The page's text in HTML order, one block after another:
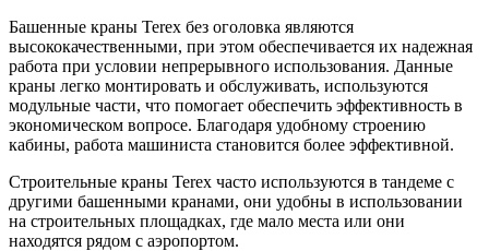
Башенные краны Terex без оголовка являются
высококачественными, при этом обеспечивается их надежная
работа при условии непрерывного использования. Данные
краны легко монтировать и обслуживать, используются
модульные части, что помогает обеспечить эффективность в
экономическом вопросе. Благодаря удобному строению
кабины, работа машиниста становится более эффективной.
Строительные краны Terex часто используются в тандеме с
другими башенными кранами, они удобны в использовании
на строительных площадках, где мало места или они
находятся рядом с аэропортом.